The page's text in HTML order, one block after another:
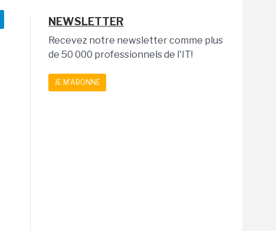
NEWSLETTER
Recevez notre newsletter comme plus
de 50 000 professionnels de l'IT!
JE M'ABONNE